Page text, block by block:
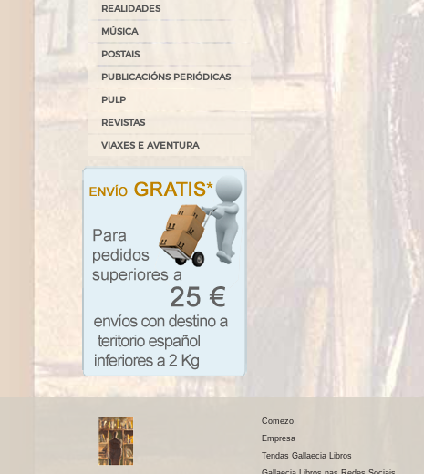
REALIDADES
MÚSICA
POSTAIS
PUBLICACIÓNS PERIÓDICAS
PULP
REVISTAS
VIAXES E AVENTURA
Comezo
Empresa
Tendas Gallaecia Libros